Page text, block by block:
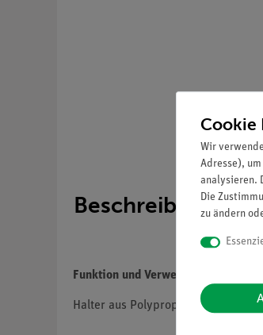
Beschreibung
Funktion und Verwendung
Halter aus Polypropylen für 2
Cookie
Wir
Adresse),
analysieren.
Die
zu ändern